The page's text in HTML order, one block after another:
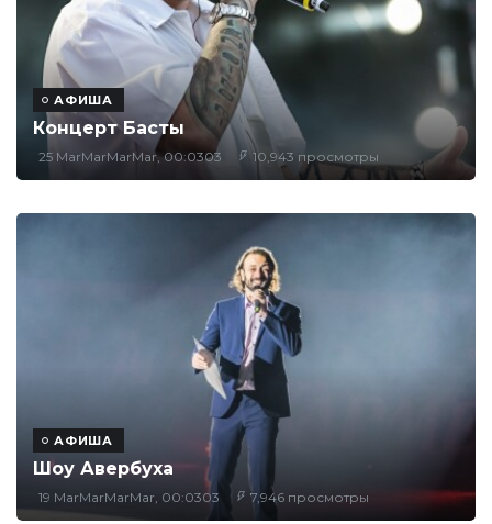
АФИША
Концерт Басты
25 MarMarMarMar, 00:0303 10,943 просмотры
АФИША
Шоу Авербуха
19 MarMarMarMar, 00:0303 7,946 просмотры